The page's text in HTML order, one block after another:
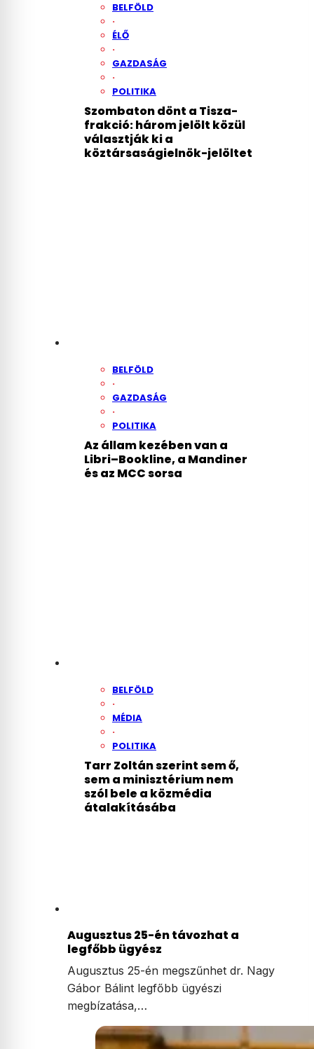
BELFÖLD
·
ÉLŐ
·
GAZDASÁG
·
POLITIKA
Szombaton dönt a Tisza-
frakció: három jelölt közül
választják ki a
köztársaságielnök-jelöltet
BELFÖLD
·
GAZDASÁG
·
POLITIKA
Az állam kezében van a
Libri–Bookline, a Mandiner
és az MCC sorsa
BELFÖLD
·
MÉDIA
·
POLITIKA
Tarr Zoltán szerint sem ő,
sem a minisztérium nem
szól bele a közmédia
átalakításába
Augusztus 25-én távozhat a
legfőbb ügyész
Augusztus 25-én megszűnhet dr. Nagy
Gábor Bálint legfőbb ügyészi
megbízatása,…